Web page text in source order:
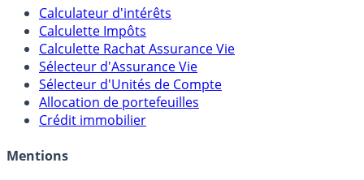
Calculateur d'intérêts
Calculette Impôts
Calculette Rachat Assurance Vie
Sélecteur d'Assurance Vie
Sélecteur d'Unités de Compte
Allocation de portefeuilles
Crédit immobilier
Mentions